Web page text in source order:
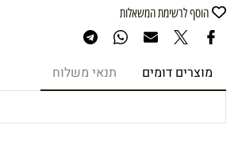
הוסף לרשימת המשאלות
מוצרים דומים תנאי משלוח